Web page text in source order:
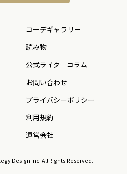
コーデギャラリー
読み物
公式ライターコラム
お問い合わせ
プライバシーポリシー
利用規約
運営会社
Design inc. All Rights Reserved.